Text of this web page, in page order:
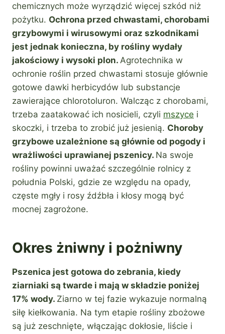
chemicznych może wyrządzić więcej szkód niż
pożytku. Ochrona przed chwastami, chorobami
grzybowymi i wirusowymi oraz szkodnikami
jest jednak konieczna, by rośliny wydały
jakościowy i wysoki plon. Agrotechnika w
ochronie roślin przed chwastami stosuje głównie
gotowe dawki herbicydów lub substancje
zawierające chlorotoluron. Walcząc z chorobami,
trzeba zaatakować ich nosicieli, czyli mszyce i
skoczki, i trzeba to zrobić już jesienią. Choroby
grzybowe uzależnione są głównie od pogody i
wrażliwości uprawianej pszenicy. Na swoje
rośliny powinni uważać szczególnie rolnicy z
południa Polski, gdzie ze względu na opady,
częste mgły i rosy źdźbła i kłosy mogą być
mocnej zagrożone.
Okres żniwny i pożniwny
Pszenica jest gotowa do zebrania, kiedy
ziarniaki są twarde i mają w składzie poniżej
17% wody. Ziarno w tej fazie wykazuje normalną
siłę kiełkowania. Na tym etapie rośliny zbożowe
są już zeschnięte, włączając dokłosie, liście i